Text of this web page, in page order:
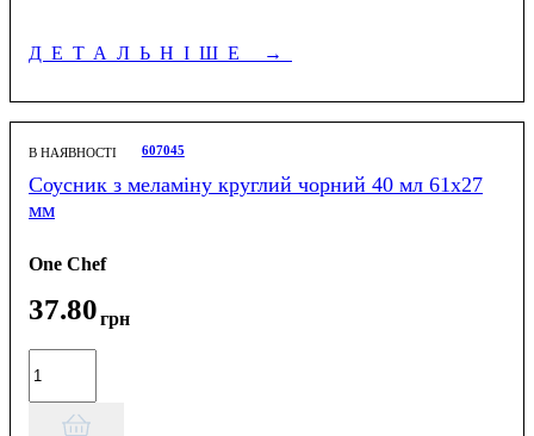
ДЕТАЛЬНІШЕ →
В НАЯВНОСТІ 607045
Соусник з меламіну круглий чорний 40 мл 61х27
мм
One Chef
37.80грн